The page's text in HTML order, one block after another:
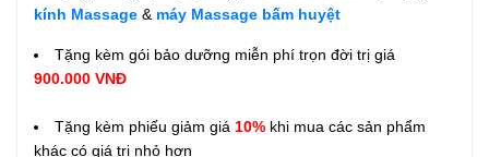
kính Massage & máy Massage bấm huyệt
Tặng kèm gói bảo dưỡng miễn phí trọn đời trị giá
900.000 VNĐ
Tặng kèm phiếu giảm giá 10% khi mua các sản phẩm
khác có giá trị nhỏ hơn